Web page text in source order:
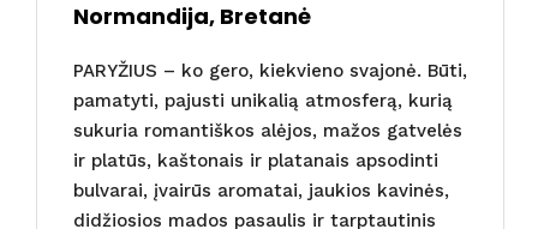
Normandija, Bretanė
PARYŽIUS – ko gero, kiekvieno svajonė. Būti,
pamatyti, pajusti unikalią atmosferą, kurią
sukuria romantiškos alėjos, mažos gatvelės
ir platūs, kaštonais ir platanais apsodinti
bulvarai, įvairūs aromatai, jaukios kavinės,
didžiosios mados pasaulis ir tarptautinis